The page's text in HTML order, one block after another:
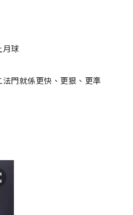
球
門就係更快、更狠、更準